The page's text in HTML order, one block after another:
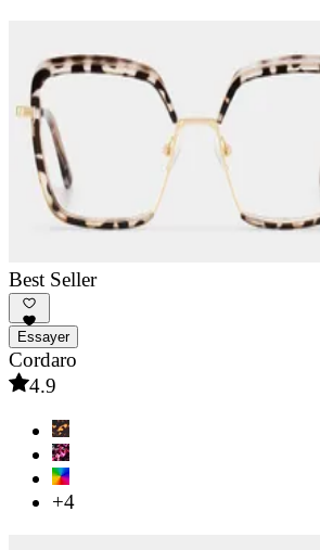
Best Seller
Essayer
Cordaro
4.9
+4